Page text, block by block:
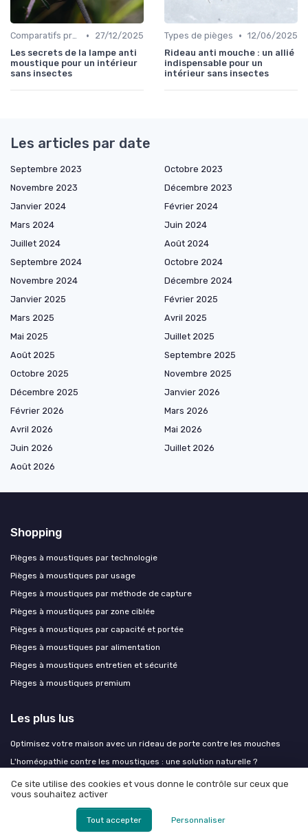
Comparatifs produits •
27/12/2025
Les secrets de la lampe anti
moustique pour un intérieur
sans insectes
Types de pièges • 12/06/2025
Rideau anti mouche : un allié
indispensable pour un
intérieur sans insectes
Les articles par date
Septembre 2023
Octobre 2023
Novembre 2023
Décembre 2023
Janvier 2024
Février 2024
Mars 2024
Juin 2024
Juillet 2024
Août 2024
Septembre 2024
Octobre 2024
Novembre 2024
Décembre 2024
Janvier 2025
Février 2025
Mars 2025
Avril 2025
Mai 2025
Juillet 2025
Août 2025
Septembre 2025
Octobre 2025
Novembre 2025
Décembre 2025
Janvier 2026
Février 2026
Mars 2026
Avril 2026
Mai 2026
Juin 2026
Juillet 2026
Août 2026
Shopping
Pièges à moustiques par technologie
Pièges à moustiques par usage
Pièges à moustiques par méthode de capture
Pièges à moustiques par zone ciblée
Pièges à moustiques par capacité et portée
Pièges à moustiques par alimentation
Pièges à moustiques entretien et sécurité
Pièges à moustiques premium
Les plus lus
Optimisez votre maison avec un rideau de porte contre les mouches
L'homéopathie contre les moustiques : une solution naturelle ?
Test K.PRO Piège électrique à moustiques : efficace… quand tout marche,
mais loin d’être parfait
Comprendre le phénomène du moustique vert
Durée de vie d un moustique : tout ce que vous devez savoir
Ce site utilise des cookies et vous donne le contrôle sur ceux que
vous souhaitez activer
Tout accepter Personnaliser